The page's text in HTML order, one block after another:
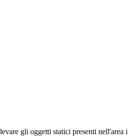
gli oggetti statici presenti